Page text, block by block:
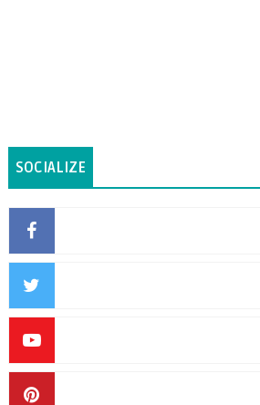
SOCIALIZE